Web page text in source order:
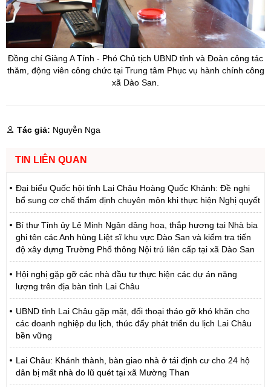
Đồng chí Giàng A Tính - Phó Chủ tịch UBND tỉnh và Đoàn công tác
thăm, động viên công chức tại Trung tâm Phục vụ hành chính công
xã Dào San.
Tác giả: Nguyễn Nga
TIN LIÊN QUAN
Đại biểu Quốc hội tỉnh Lai Châu Hoàng Quốc Khánh: Đề nghị
bổ sung cơ chế thẩm định chuyên môn khi thực hiện Nghị quyết
Bí thư Tỉnh ủy Lê Minh Ngân dâng hoa, thắp hương tại Nhà bia
ghi tên các Anh hùng Liệt sĩ khu vực Dào San và kiểm tra tiến
độ xây dựng Trường Phổ thông Nội trú liên cấp tại xã Dào San
Hội nghị gặp gỡ các nhà đầu tư thực hiện các dự án năng
lượng trên địa bàn tỉnh Lai Châu
UBND tỉnh Lai Châu gặp mặt, đối thoại tháo gỡ khó khăn cho
các doanh nghiệp du lịch, thúc đẩy phát triển du lịch Lai Châu
bền vững
Lai Châu: Khánh thành, bàn giao nhà ở tái định cư cho 24 hộ
dân bị mất nhà do lũ quét tại xã Mường Than